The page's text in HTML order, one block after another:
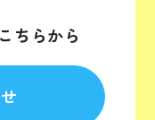
ちらから